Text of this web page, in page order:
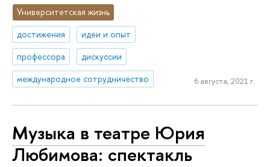
Университетская жизнь
достижения
идеи и опыт
профессора
дискуссии
международное сотрудничество
6 августа, 2021 г.
Музыка в театре Юрия
Любимова: спектакль